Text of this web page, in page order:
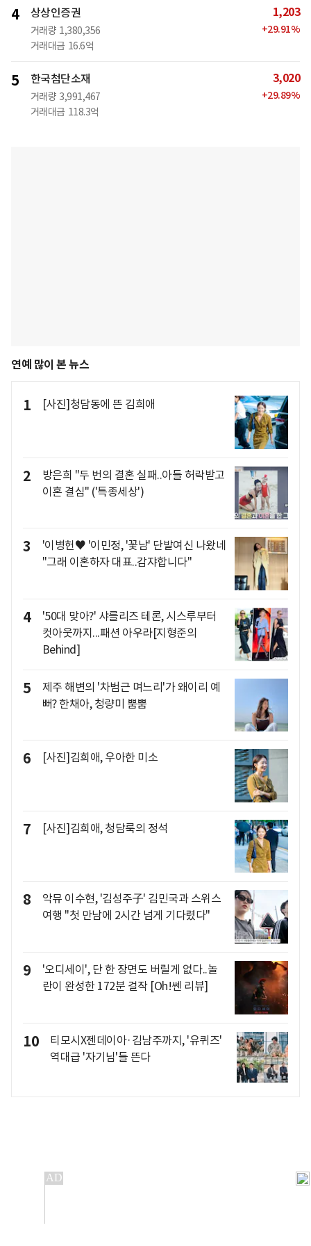
4 상상인증권
거래량 1,380,356
거래대금 16.6억
1,203
+29.91%
5 한국첨단소재
거래량 3,991,467
거래대금 118.3억
3,020
+29.89%
연예 많이 본 뉴스
1 [사진]청담동에 뜬 김희애
2
방은희 "두 번의 결혼 실패..아들 허락받고
이혼 결심" ('특종세상')
3
'이병헌♥ '이민정, '꽃남' 단발여신 나왔네
"그래 이혼하자 대표..감쟈합니다"
4
'50대 맞아?' 샤를리즈 테론, 시스루부터
컷아웃까지...패션 아우라[지형준의
Behind]
5
제주 해변의 '차범근 며느리'가 왜이리 예
뻐? 한채아, 청량미 뿜뿜
6 [사진]김희애, 우아한 미소
7 [사진]김희애, 청담룩의 정석
8
악뮤 이수현, '김성주子' 김민국과 스위스
여행 "첫 만남에 2시간 넘게 기다렸다"
9
'오디세이', 단 한 장면도 버릴게 없다..놀
란이 완성한 172분 걸작 [Oh!쎈 리뷰]
10
티모시X젠데이아·김남주까지, '유퀴즈'
역대급 '자기님'들 뜬다